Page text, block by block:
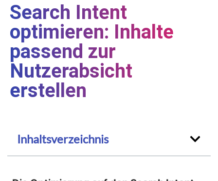
Search Intent
optimieren: Inhalte
passend zur
Nutzerabsicht
erstellen
Inhaltsverzeichnis